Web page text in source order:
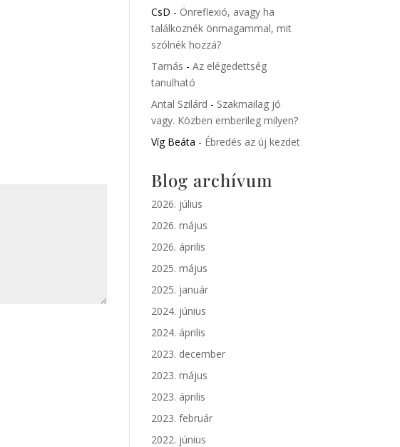
CsD - Önreflexió, avagy ha
találkoznék önmagammal, mit
szólnék hozzá?
Tamás - Az elégedettség
tanulható
Antal Szilárd - Szakmailag jó
vagy. Közben emberileg milyen?
Víg Beáta - Ébredés az új kezdet
Blog archívum
2026. július
2026. május
2026. április
2025. május
2025. január
2024. június
2024. április
2023. december
2023. május
2023. április
2023. február
2022. június